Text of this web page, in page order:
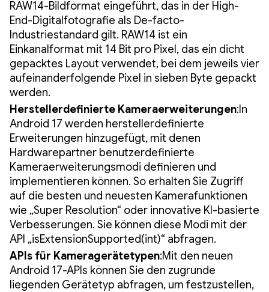
RAW14-Bildformat eingeführt, das in der High-
End-Digitalfotografie als De-facto-
Industriestandard gilt. RAW14 ist ein
Einkanalformat mit 14 Bit pro Pixel, das ein dicht
gepacktes Layout verwendet, bei dem jeweils vier
aufeinanderfolgende Pixel in sieben Byte gepackt
werden.
Herstellerdefinierte Kameraerweiterungen:In
Android 17 werden herstellerdefinierte
Erweiterungen hinzugefügt, mit denen
Hardwarepartner benutzerdefinierte
Kameraerweiterungsmodi definieren und
implementieren können. So erhalten Sie Zugriff
auf die besten und neuesten Kamerafunktionen
wie „Super Resolution“ oder innovative KI-basierte
Verbesserungen. Sie können diese Modi mit der
API „isExtensionSupported(int)“ abfragen.
APIs für Kameragerätetypen:Mit den neuen
Android 17-APIs können Sie den zugrunde
liegenden Gerätetyp abfragen, um festzustellen,